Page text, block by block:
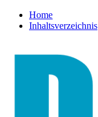
Home
Inhaltsverzeichnis